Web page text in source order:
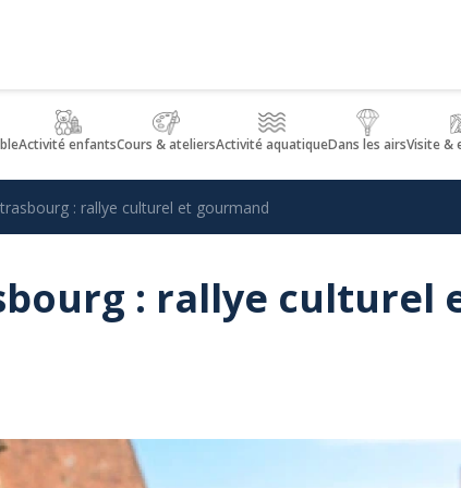
Activité enfantsCours & ateliersActivité aquatiqueDans les airsVisite &
: rallye culturel et gourmand
: rallye culturel